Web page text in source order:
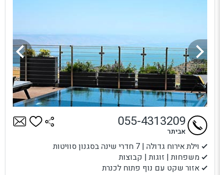
וילת אירוח גדולה | 7 חדרי שינה בסגנון סוויטות
משפחות | זוגות | קבוצות
אזור שקט עם נוף פתוח לכנרת
055-4313209
אביתר